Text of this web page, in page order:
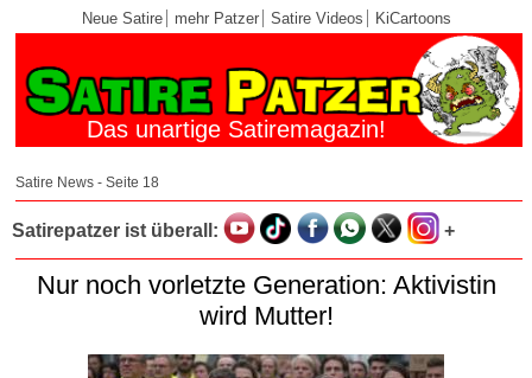
Neue Satire mehr Patzer Satire Videos KiCartoons
Das unartige Satiremagazin!
Satire News - Seite 18
Satirepatzer ist überall: +
Nur noch vorletzte Generation: Aktivistin
wird Mutter!